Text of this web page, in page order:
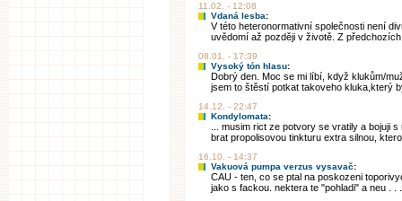
11.02. - 12:08
Vdaná lesba:
V této heteronormativní společnosti není
uvědomí až později v životě. Z
08.01. - 17:39
Vysoký tón hlasu:
Dobrý den. Moc se mi líbí, když klukům/
jsem to štěstí potkat takoveho kluka,který
14.12. - 22:47
Kondylomata:
... musim rict ze potvory se vratily a bojuji
brat propolisovou tinkturu extra silnou,
16.10. - 14:37
Vakuová pumpa verzus vysavač:
CAU - ten, co se ptal na poskozeni
jako s fackou. nektera te "pohladi" a neu . . .